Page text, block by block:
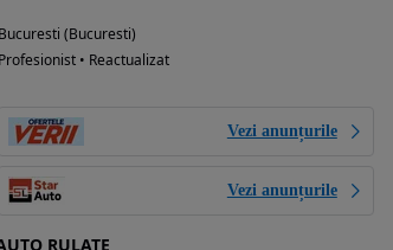
Bucuresti (Bucuresti)
Profesionist • Reactualizat
Vezi anunțurile
Vezi anunțurile
RULATE